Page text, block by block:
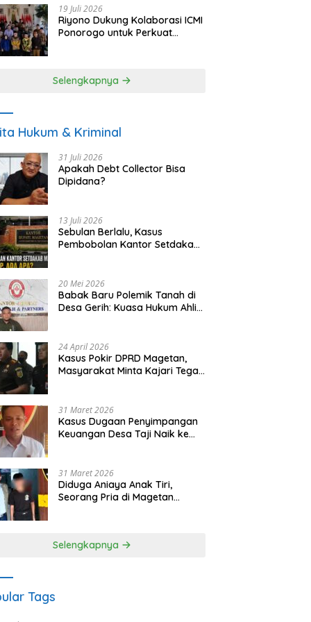
19 Juli 2026
Riyono Dukung Kolaborasi ICMI
Ponorogo untuk Perkuat
Selengkapnya
Hukum & Kriminal
31 Juli 2026
Apakah Debt Collector Bisa
Dipidana?
13 Juli 2026
Sebulan Berlalu, Kasus
Pembobolan Kantor Setdakab
20 Mei 2026
Babak Baru Polemik Tanah di
Desa Gerih: Kuasa Hukum Ahli
24 April 2026
Kasus Pokir DPRD Magetan,
Masyarakat Minta Kajari Tegak
31 Maret 2026
Kasus Dugaan Penyimpangan
Keuangan Desa Taji Naik ke
31 Maret 2026
Diduga Aniaya Anak Tiri,
Seorang Pria di Magetan
Selengkapnya
Tags